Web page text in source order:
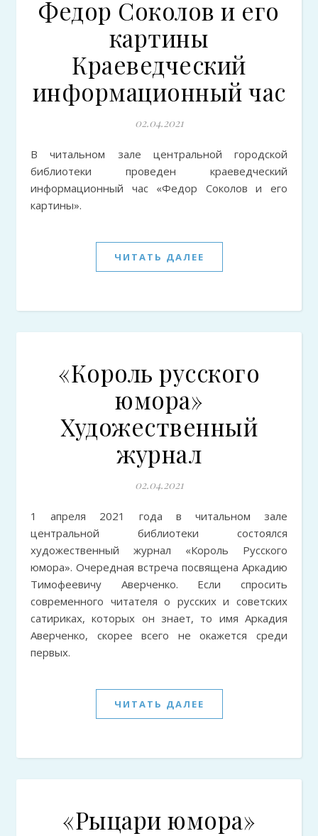
Федор Соколов и его
картины
Краеведческий
информационный час
02.04.2021
В читальном зале центральной городской
библиотеки проведен краеведческий
информационный час «Федор Соколов и его
картины».
ЧИТАТЬ ДАЛЕЕ
«Король русского
юмора»
Художественный
журнал
02.04.2021
1 апреля 2021 года в читальном зале
центральной библиотеки состоялся
художественный журнал «Король Русского
юмора». Очередная встреча посвящена Аркадию
Тимофеевичу Аверченко. Если спросить
современного читателя о русских и советских
сатириках, которых он знает, то имя Аркадия
Аверченко, скорее всего не окажется среди
первых.
ЧИТАТЬ ДАЛЕЕ
«Рыцари юмора»